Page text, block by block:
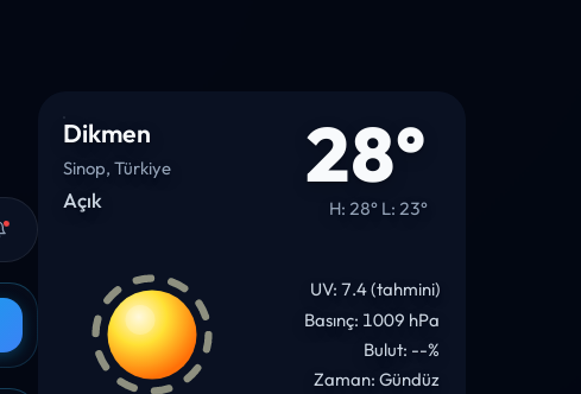
Dikmen
Sinop, Türkiye
Açık 28°
H: 28° L: 23°
UV: 7.4 (tahmini)
Basınç: 1009 hPa
Bulut: --%
Zaman: Gündüz